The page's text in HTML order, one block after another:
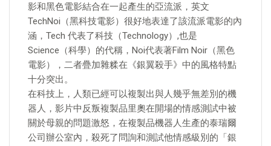
影和黑色電影結合在一起產生的亞流派，英文
TechNoi（黑科技電影）很好地表達了該流派電影的內
涵，Tech 代表了科技（Technology）,也是
Science（科學）的代稱，Noi代表著Film Noir（黑色
電影），二者疊加雜糅在《銀翼殺手》中的風格特點
十分突出。
在科技上，人類已經可以複製出與人幾乎無差別的機
器人，影片中反叛複製品里奧在開場的情感測試中被
關於母親的問題激怒，在複製品機器人生產的泰瑞爾
公司辦公室內，殺死了問詢和測試他情感級別的「銀